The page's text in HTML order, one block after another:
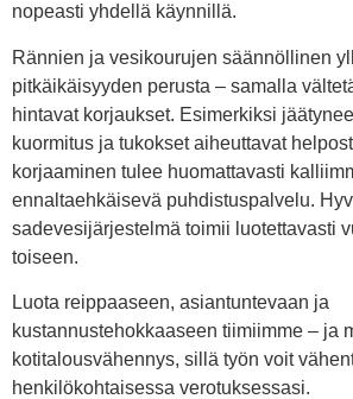
nopeasti yhdellä käynnillä.
Rännien ja vesikourujen säännöllinen
pitkäikäisyyden perusta – samalla
hintavat korjaukset. Esimerkiksi
kuormitus ja tukokset aiheuttavat
korjaaminen tulee huomattavasti
ennaltaehkäisevä puhdistuspalvelu.
sadevesijärjestelmä toimii luotettavasti
toiseen.
Luota reippaaseen, asiantuntevaan ja
kustannustehokkaaseen tiimiimme – ja
kotitalousvähennys, sillä työn voit
henkilökohtaisessa verotuksessasi.